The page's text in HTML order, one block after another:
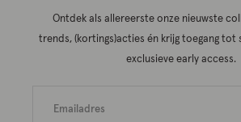
Ontdek als allereerste onze nieuwste
trends, (kortings)acties én krijg toegang tot
exclusieve early access.